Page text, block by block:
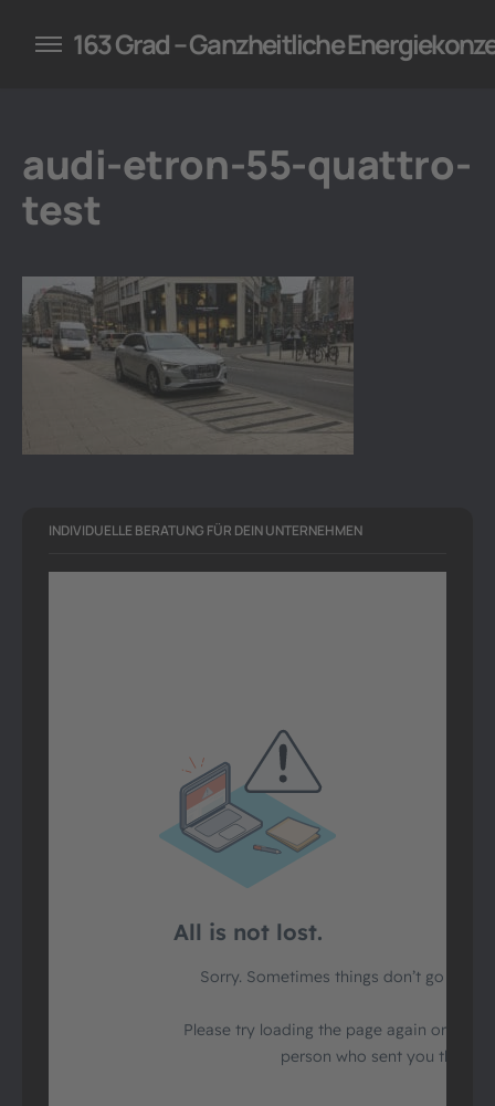
für Unternehmen
163 Grad – Ganzheitliche
audi-etron-55-quattro-
test
INDIVIDUELLE BERATUNG FÜR DEIN UNTERNEHMEN